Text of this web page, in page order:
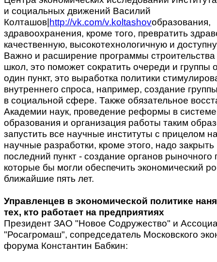
и социальных движений Василий
Колташов|http://vk.com/v.koltashovобразования,
здравоохранения, кроме того, превратить
качественную, высокотехнологичную и
Важно и расширение программы строительства
школ, это поможет сократить очереди и группы
один пункт, это выработка политики
внутреннего спроса, например, создание
в социальной сфере. Также обязательное
Академии наук, проведение реформы в системе
образования и организация работы таким
запустить все научные институты с прицелом
научные разработки, кроме этого, надо
последний пункт - создание органов рыночного
которые бы могли обеспечить экономический
ближайшие пять лет.
Управленцев в экономической политике
тех, кто работает на предприятиях
Президент ЗАО "Новое Содружество" и
"Росагромаш", сопредседатель Московского
форума Константин Бабкин: